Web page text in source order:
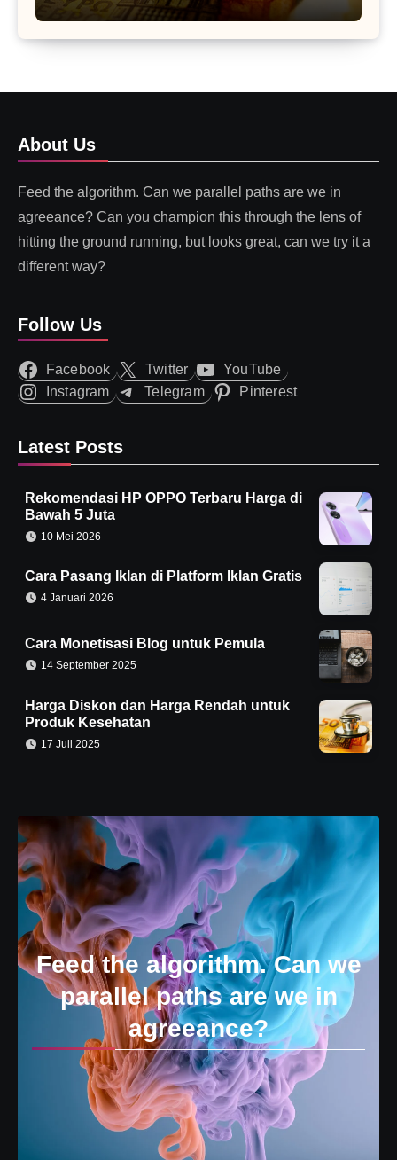
About Us
Feed the algorithm. Can we parallel paths are we in
agreeance? Can you champion this through the lens of
hitting the ground running, but looks great, can we try it a
different way?
Follow Us
Facebook Twitter
YouTube
Instagram
Telegram Pinterest
Latest Posts
Rekomendasi HP OPPO Terbaru Harga di
Bawah 5 Juta
10 Mei 2026
Cara Pasang Iklan di Platform Iklan Gratis
4 Januari 2026
Cara Monetisasi Blog untuk Pemula
14 September 2025
Harga Diskon dan Harga Rendah untuk
Produk Kesehatan
17 Juli 2025
Feed the algorithm. Can we
parallel paths are we in
agreeance?